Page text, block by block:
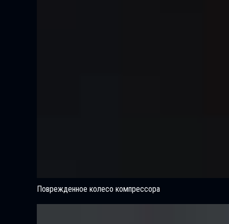
Поврежденное колесо компрессора